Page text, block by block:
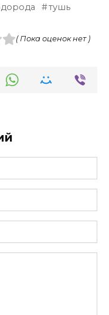
тушь
( Пока оценок нет )